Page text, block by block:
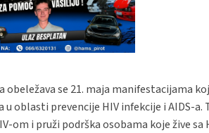
se 21. maja manifestacijama
prevencije HIV infekcije i AIDS-a.
i pruži podrška osobama koje žive sa